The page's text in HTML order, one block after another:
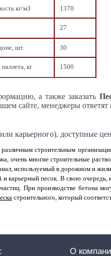
кг/м3 1370
27
шт. 30
кг 1500
а также заказать
сайте, менеджеры ответят
карьерного), доступные
строительным
очень многие строительные
используемый в дорожном и
и карьерный песок. В свою
При производстве бетона
строительного, который
О